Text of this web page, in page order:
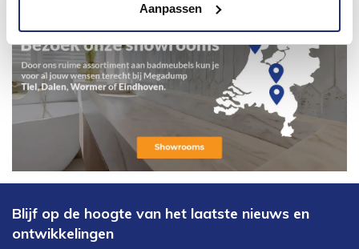
Aanpassen
Blijf op de hoogte van het laatste nieuws en
ontwikkelingen